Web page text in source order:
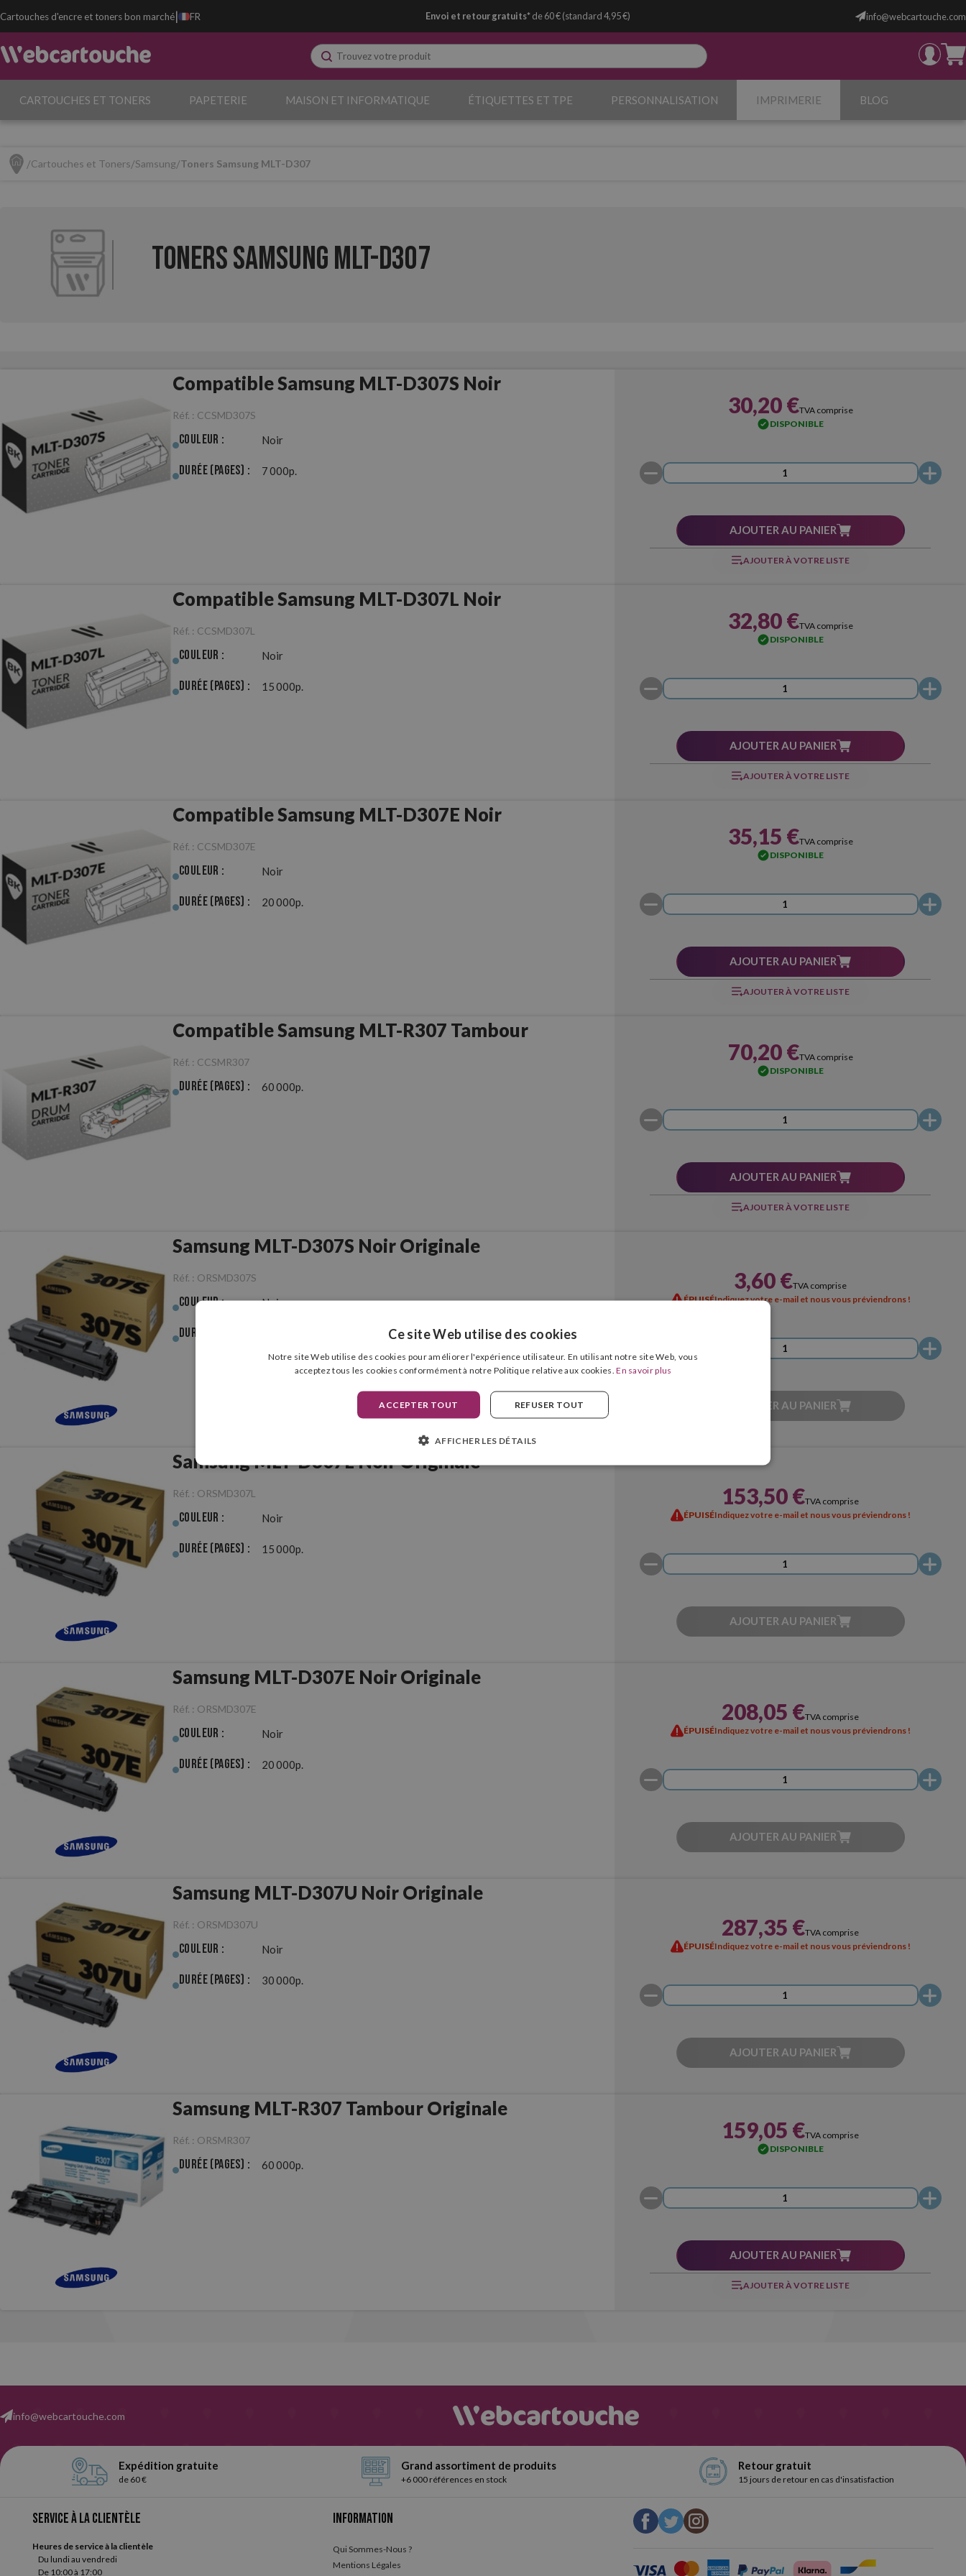
Cartouches d'encre et toners bon marché| FR Envoi et retour gratuits*de 60 € (standard 4,95 €) info@webcartouche.com
CARTOUCHES ET TONERS PAPETERIE MAISON ET INFORMATIQUE ÉTIQUETTES ET TPE PERSONNALISATION IMPRIMERIE BLOG
Cartouches et Toners Samsung Toners Samsung MLT-D307
Toners Samsung MLT-D307
Compatible Samsung MLT-D307S Noir
Réf. : CCSMD307S
Couleur : Noir
Durée (pages) : 7 000p.
30,20 €TVA comprise
DISPONIBLE
AJOUTER AU PANIER
AJOUTER À VOTRE LISTE
Compatible Samsung MLT-D307L Noir
Réf. : CCSMD307L
Couleur : Noir
Durée (pages) : 15 000p.
32,80 €TVA comprise
DISPONIBLE
AJOUTER AU PANIER
AJOUTER À VOTRE LISTE
Compatible Samsung MLT-D307E Noir
Réf. : CCSMD307E
Couleur : Noir
Durée (pages) : 20 000p.
35,15 €TVA comprise
DISPONIBLE
AJOUTER AU PANIER
AJOUTER À VOTRE LISTE
Compatible Samsung MLT-R307 Tambour
Réf. : CCSMR307
Durée (pages) : 60 000p.
70,20 €TVA comprise
DISPONIBLE
AJOUTER AU PANIER
AJOUTER À VOTRE LISTE
Samsung MLT-D307S Noir Originale
Réf. : ORSMD307S
Couleur : Noir
Durée (pages) :
3,60 €TVA comprise
ÉPUISÉIndiquez votre e-mail et nous vous préviendrons !
AJOUTER AU PANIER
Samsung MLT-D307L Noir Originale
Réf. : ORSMD307L
Couleur : Noir
Durée (pages) : 15 000p.
153,50 €TVA comprise
ÉPUISÉIndiquez votre e-mail et nous vous préviendrons !
AJOUTER AU PANIER
Samsung MLT-D307E Noir Originale
Réf. : ORSMD307E
Couleur : Noir
Durée (pages) : 20 000p.
208,05 €TVA comprise
ÉPUISÉIndiquez votre e-mail et nous vous préviendrons !
AJOUTER AU PANIER
Samsung MLT-D307U Noir Originale
Réf. : ORSMD307U
Couleur : Noir
Durée (pages) : 30 000p.
287,35 €TVA comprise
ÉPUISÉIndiquez votre e-mail et nous vous préviendrons !
AJOUTER AU PANIER
Samsung MLT-R307 Tambour Originale
Réf. : ORSMR307
Durée (pages) : 60 000p.
159,05 €TVA comprise
DISPONIBLE
AJOUTER AU PANIER
AJOUTER À VOTRE LISTE
info@webcartouche.com
Expédition gratuite
de 60 €
Grand assortiment de produits
+6 000 références en stock
Retour gratuit
15 jours de retour en cas d'insatisfaction
Service à la clientèle
Heures de service à la clientèle
Du lundi au vendredi
De 10:00 à 17:00
Information
Qui Sommes-Nous ?
Mentions Légales
Ce site Web utilise des cookies
Notre site Web utilise des cookies pour améliorer l'expérience utilisateur. En utilisant notre site Web, vous
acceptez tous les cookies conformément à notre Politique relative aux cookies.En savoir plus
ACCEPTER TOUT REFUSER TOUT
AFFICHER LES DÉTAILS